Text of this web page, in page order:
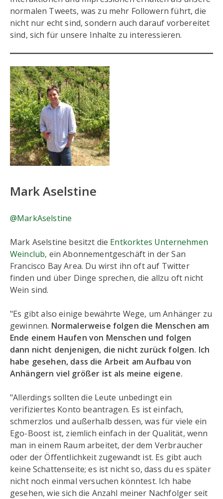
normalen Tweets, was zu mehr Followern führt, die
nicht nur echt sind, sondern auch darauf vorbereitet
sind, sich für unsere Inhalte zu interessieren.
Mark Aselstine
@MarkAselstine
Mark Aselstine besitzt die Entkorktes Unternehmen
Weinclub, ein Abonnementgeschäft in der San
Francisco Bay Area. Du wirst ihn oft auf Twitter
finden und über Dinge sprechen, die allzu oft nicht
Wein sind.
"Es gibt also einige bewährte Wege, um Anhänger zu
gewinnen. Normalerweise folgen die Menschen am
Ende einem Haufen von Menschen und folgen
dann nicht denjenigen, die nicht zurück folgen. Ich
habe gesehen, dass die Arbeit am Aufbau von
Anhängern viel größer ist als meine eigene.
"Allerdings sollten die Leute unbedingt ein
verifiziertes Konto beantragen. Es ist einfach,
schmerzlos und außerhalb dessen, was für viele ein
Ego-Boost ist, ziemlich einfach in der Qualität, wenn
man in einem Raum arbeitet, der dem Verbraucher
oder der Öffentlichkeit zugewandt ist. Es gibt auch
keine Schattenseite; es ist nicht so, dass du es später
nicht noch einmal versuchen könntest. Ich habe
gesehen, wie sich die Anzahl meiner Nachfolger seit